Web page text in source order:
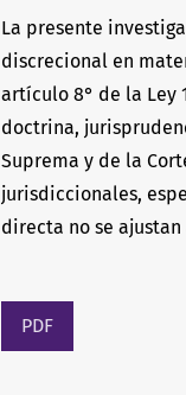
La presente
discrecional en
artículo 8° de la Ley
doctrina,
Suprema y de la
jurisdiccionales,
directa no se
PDF